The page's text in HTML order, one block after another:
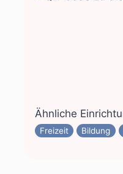
Ähnliche
Freizeit
Bildung